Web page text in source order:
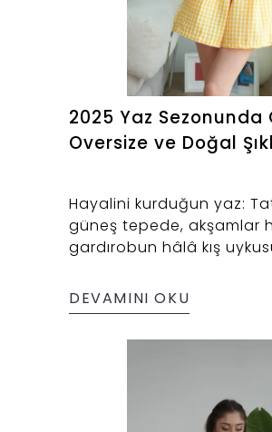
2025 Yaz
Oversize ve Doğal
Hayalini kurduğun yaz:
güneş tepede, akşamlar
gardırobun hâlâ kış
konfor hem stille
DEVAMINI OKU